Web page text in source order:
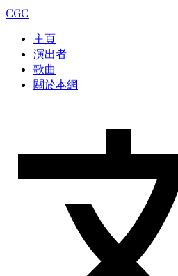
CGC
主頁
演出者
歌曲
關於本網